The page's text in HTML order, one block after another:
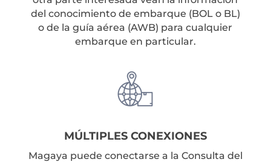
del conocimiento de embarque (BOL o BL)
o de la guía aérea (AWB) para cualquier
embarque en particular.
MÚLTIPLES CONEXIONES
Magaya puede conectarse a la Consulta del